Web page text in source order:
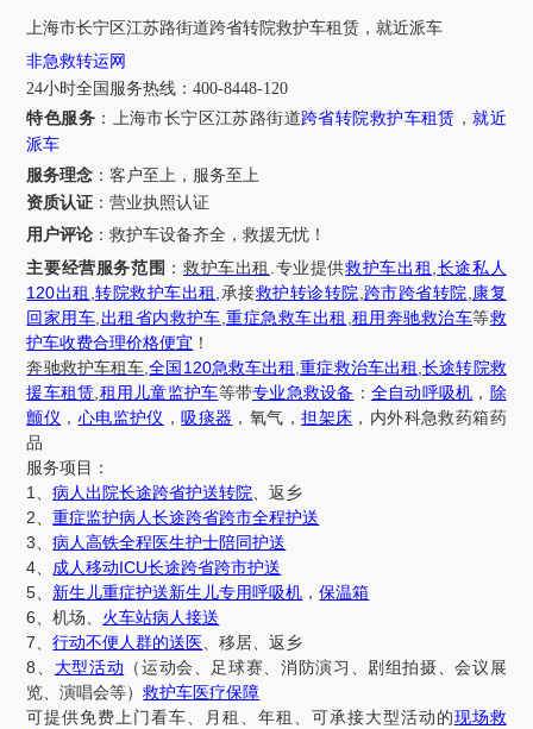
上海市长宁区江苏路街道跨省转院救护车租赁，就近派车
非急救转运网
24小时全国服务热线 ：400-8448-120
特色服务 ： 上海市长宁区江苏路街道跨省转院救护车租赁 ，就近
派车
服务理念 ：客户至上，服务至上
资质认证 ：营业执照认证
用户评论 ：救护车设备齐全，救援无忧！
主要经营服务范围 ： 救护车出租 .专业提供救护车出租 ,长途私人
120出租 ,转院救护车出租 ,承接救护转诊转院,跨市跨省转院,康复
回家用车,出租省内救护车,重症急救车出租 ,租用奔驰救治车等救
护车收费合理价格便宜 ！
奔驰救护车租车,全国 120急救车出租 ,重症救治车出租 ,长途转院救
援车租赁,租用儿童监护车等带专业急救设备 ： 全自动呼吸机 ， 除
颤仪 ， 心电监护仪 ，吸痰器 ，氧气，担架床 ，内外科急救药箱药
品
服务项目：
1、病人出院长途跨省护送转院、返乡
2、重症监护病人长途跨省跨市全程护送
3、病人高铁全程医生护士陪同护送
4、 成人移动ICU长途跨省跨市护送
5、 新生儿重症护送新生儿专用呼吸机 ，保温箱
6、机场、 火车站病人接送
7、行动不便人群的送医、移居、返乡
8 、 大型活动 （运动会、足球赛、消防演习、剧组拍摄、会议展
览、演唱会等）救护车医疗保障
可提供免费上门看车、月租、年租、可承接大型活动的现场救